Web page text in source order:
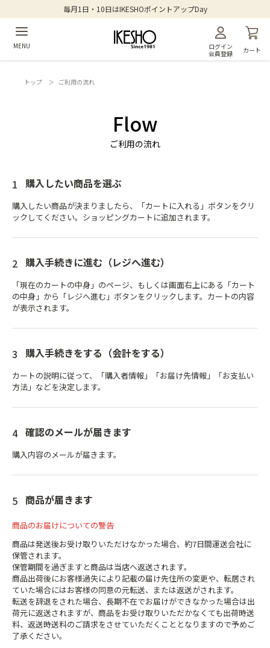
毎月1日・10日はIKESHOポイントアップDay
MENU
ログイン
会員登録
カート
トップ ＞ ご利用の流れ
Flow
ご利用の流れ
購入したい商品を選ぶ
購入したい商品が決まりましたら、「カートに入れる」ボタンをクリ
ックしてください。ショッピングカートに追加されます。
購入手続きに進む（レジへ進む）
「現在のカートの中身」のページ、もしくは画面右上にある「カート
の中身」から「レジへ進む」ボタンをクリックします。カートの内容
が表示されます。
購入手続きをする（会計をする）
カートの説明に従って、「購入者情報」「お届け先情報」「お支払い
方法」などを決定します。
確認のメールが届きます
購入内容のメールが届きます。
商品が届きます
商品のお届けについての警告
商品は発送後お受け取りいただけなかった場合、約7日間運送会社に
保管されます。
保管期間を過ぎますと商品は当店へ返送されます。
商品出荷後にお客様過失により記載の届け先住所の変更や、転居され
ていた場合にはお客様の同意の元転送、または返送がされます。
転送を辞退をされた場合、長期不在でお届けができなかった場合は出
荷元に返送されますが、商品をお受け取りいただかなくても出荷時送
料、返送時送料のご請求をさせていただくこととなりますので予めご
了承ください。